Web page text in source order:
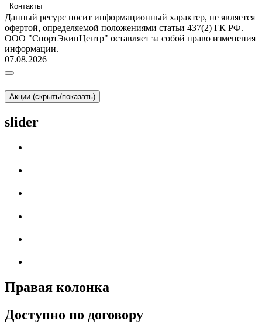
Контакты
Данный ресурс носит информационный характер, не является
офертой, определяемой положениями статьи 437(2) ГК РФ.
ООО "СпортЭкипЦентр" оставляет за собой право изменения
информации.
07.08.2026
Акции (скрыть/показать)
slider
Правая колонка
Доступно по договору